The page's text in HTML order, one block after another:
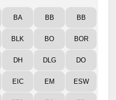
BA BB BB
BLK BO BOR
DH DLG DO
EIC EM ESW